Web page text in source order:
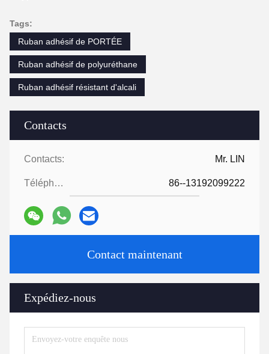
Contacts
Contacts: Mr. LIN
Téléphone: 86--13192099222
Contact maintenant
Expédiez-nous
Tags:
Ruban adhésif de PORTÉE
Ruban adhésif de polyuréthane
Ruban adhésif résistant d'alcali